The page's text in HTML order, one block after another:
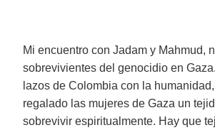
Mi encuentro con Jadam y Mahmud,
sobrevivientes del genocidio en
lazos de Colombia con la
regalado las mujeres de Gaza un
sobrevivir espiritualmente. Hay que